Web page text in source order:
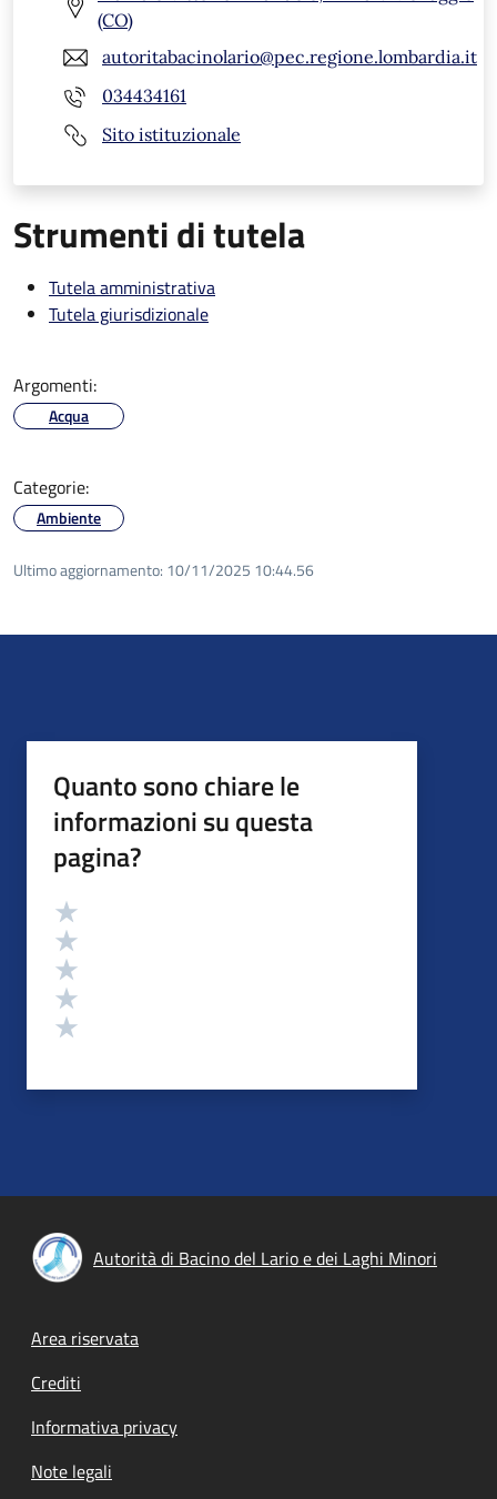
(CO)
autoritabacinolario@pec.regione.lombardia.it
034434161
Sito istituzionale
Strumenti di tutela
Tutela amministrativa
Tutela giurisdizionale
Argomenti:
Acqua
Categorie:
Ambiente
Ultimo aggiornamento: 10/11/2025 10:44.56
Quanto sono chiare le
informazioni su questa
pagina?
Valutazione
Autorità di Bacino del Lario e dei Laghi Minori
Footer menu
Area riservata
Crediti
Informativa privacy
Note legali